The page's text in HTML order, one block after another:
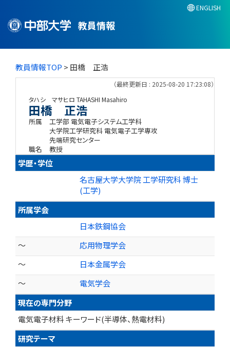
教員情報
ENGLISH
教員情報TOP > 田橋 正浩
（最終更新日 : 2025-08-20 17:23:08）
タハシ マサヒロ TAHASHI Masahiro
田橋 正浩
所属
工学部 電気電子システム工学科
大学院工学研究科 電気電子工学専攻
先端研究センター
職名
教授
学歴・学位
名古屋大学大学院 工学研究科 博士
(工学)
所属学会
日本鉄鋼協会
～
応用物理学会
～
日本金属学会
～
電気学会
現在の専門分野
電気電子材料 キーワード(半導体、熱電材料)
研究テーマ